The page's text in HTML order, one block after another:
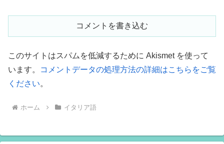
コメントを書き込む
このサイトはスパムを低減するために Akismet を使って
います。
コメントデータの処理方法の詳細はこちらをご覧
ください。
ホーム イタリア語